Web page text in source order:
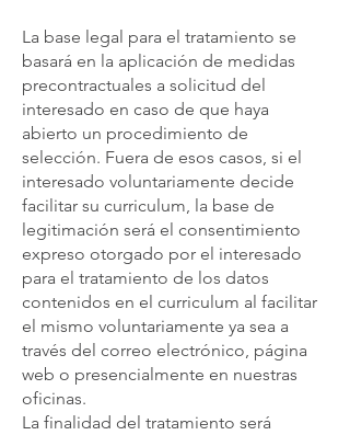
La base legal para el tratamiento se
basará en la aplicación de medidas
precontractuales a solicitud del
interesado en caso de que haya
abierto un procedimiento de
selección. Fuera de esos casos, si el
interesado voluntariamente decide
facilitar su curriculum, la base de
legitimación será el consentimiento
expreso otorgado por el interesado
para el tratamiento de los datos
contenidos en el curriculum al facilitar
el mismo voluntariamente ya sea a
través del correo electrónico, página
web o presencialmente en nuestras
oficinas.
La finalidad del tratamiento será